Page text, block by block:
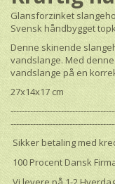
Glansforzinket
Svensk håndbygget
Denne skinende
vandslange. Med
vandslange på en
27x14x17 cm
Sikker betaling med
100 Procent Dansk